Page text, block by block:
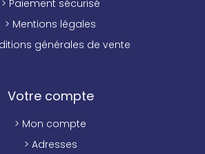
> Paiement sécurisé
> Mentions légales
générales de vente
Votre compte
> Mon compte
> Adresses